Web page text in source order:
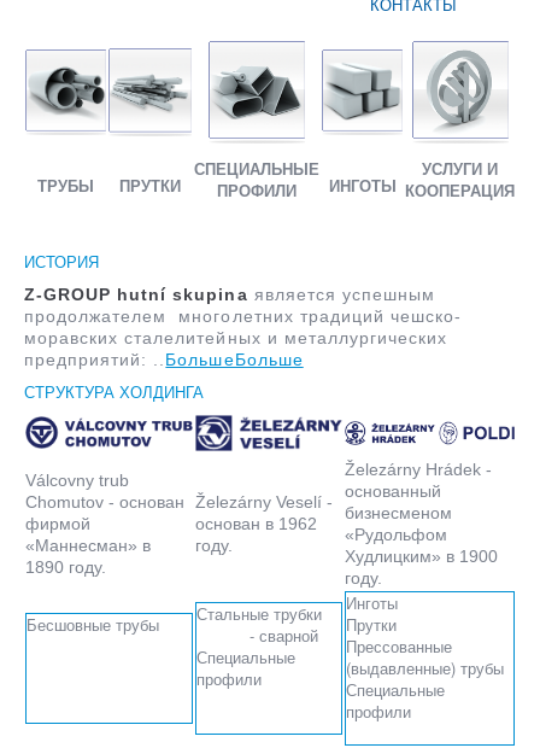
ТРУБЫ ПРУТКИ
СПЕЦИАЛЬНЫЕ
ПРОФИЛИ
ИНГОТЫ
УСЛУГИ И
КООПЕРАЦИЯ
ИСТОРИЯ
Z-GROUP hutní skupina является успешным
продолжателем многолетних традиций чешско-
моравских сталелитейных и металлургических
предприятий: .. БольшеБольше
СТРУКТУРА ХОЛДИНГА
Válcovny trub
Chomutov - основан
фирмой
«Маннесман» в
1890 году.
Železárny Veselí -
основан в 1962
году.
Železárny Hrádek -
oснованный
бизнесменом
«Рудольфом
Худлицким» в 1900
году.
Бесшовные трубы
Стальные трубки
- сварной
Специальные
профили
Инготы
Прутки
Прессованные
(выдавленные) трубы
Специальные
профили